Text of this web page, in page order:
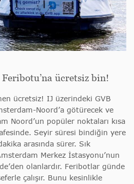
ücretsiz bin!
ücretsiz! IJ üzerindeki GVB
Noord’a götürecek ve
Noord’un popüler noktaları kısa
Seyir süresi bindiğin yere
arasında sürer. Sık
Merkez İstasyonu’nun
olanlardır. Feribotlar günde
çalışır. Bunu kesinlikle